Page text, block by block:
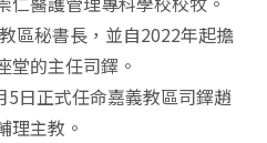
區秘書長，並自2022年起擔
堂的主任司鐸。
日正式任命嘉義教區司鐸趙
理主教。